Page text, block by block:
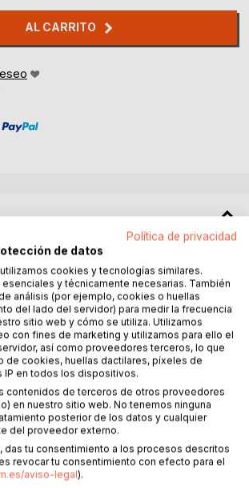
AL CARRITO
preguntado si estás donde quieres
de tu vida hasta el momento han
ti. Si estás dejando la huella que te
paz. O si eres el protagonista o tan solo
en tu propia vida.
libro te ha provocado curiosidad, quizá
de responderte a estas preguntas
un coche en medio de la nada me
desde lejos la obra de teatro en la que
tanto mi consciencia que jamás
a estas preguntas.
Política de privacidad
de datos
cookies y tecnologías similares.
y técnicamente necesarias. También
análisis (por ejemplo, cookies o huellas
del lado del servidor) para medir la frecuencia
sitio web y cómo se utiliza. Utilizamos
con fines de marketing y utilizamos para ello el
así como proveedores terceros, lo que
de cookies, huellas dactilares, píxeles de
IP en todos los dispositivos.
contenidos de terceros de otros proveedores
en nuestro sitio web. No tenemos ninguna
posterior de los datos y cualquier
del proveedor externo.
das tu consentimiento a los procesos descritos
revocar tu consentimiento con efecto para el
aviso-legal).